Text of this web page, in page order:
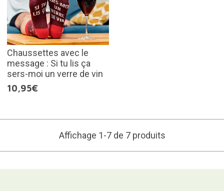
Chaussettes avec le
message : Si tu lis ça
sers-moi un verre de vin
10,95€
Affichage 1-7 de 7 produits